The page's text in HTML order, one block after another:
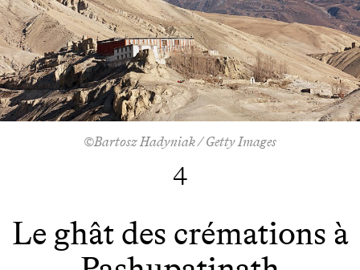
©Bartosz Hadyniak / Getty Images
4
Le ghât des crémations à